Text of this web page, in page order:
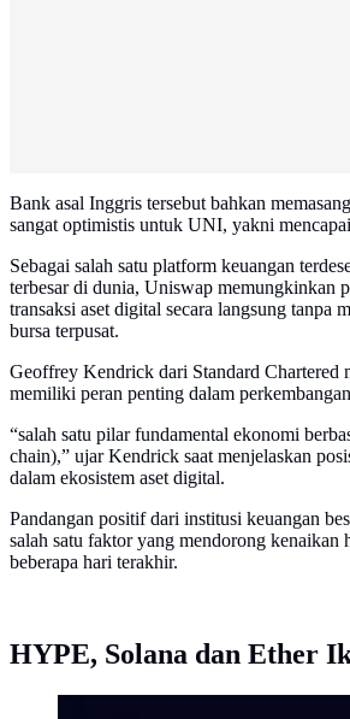
Bank asal Inggris tersebut bahkan
sangat optimistis untuk UNI, yakni
Sebagai salah satu platform keuangan
terbesar di dunia, Uniswap memungkinkan
transaksi aset digital secara langsung tanpa
bursa terpusat.
Geoffrey Kendrick dari Standard Chartered
memiliki peran penting dalam
“salah satu pilar fundamental ekonomi
chain),” ujar Kendrick saat menjelaskan
dalam ekosistem aset digital.
Pandangan positif dari institusi keuangan
salah satu faktor yang mendorong kenaikan
beberapa hari terakhir.
HYPE, Solana dan Ether